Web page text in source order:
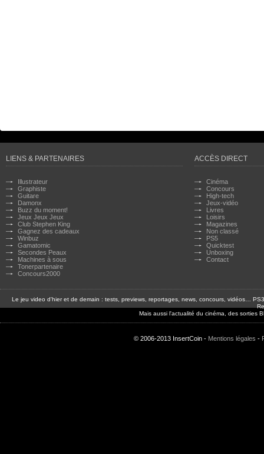
LIENS & PARTENAIRES
Illustrateur
Graphiste
Guitare
Damonx
Buzz du moment!
Jeux Jeux Jeux
Club Stephen King
Gagnez des cadeaux
Winbuz
Gamatomic
Secondes Peaux
Machines à sous
Tonerpartenaire
Concours2000
ACCÈS DIRECT
Cinéma
Concours
High-tech
Jeux-vidéo
Livres
Loisirs
Magazines
Non classé
PS5
Quicktest
Unboxing
Contact
Le jeu video d'hier et de demain : tests, previews, reportages, news, concours, vidéos…
Mais aussi l'actualité du cinéma, des sorties
© 2006-2013 InsertCoin - Mentions légales -